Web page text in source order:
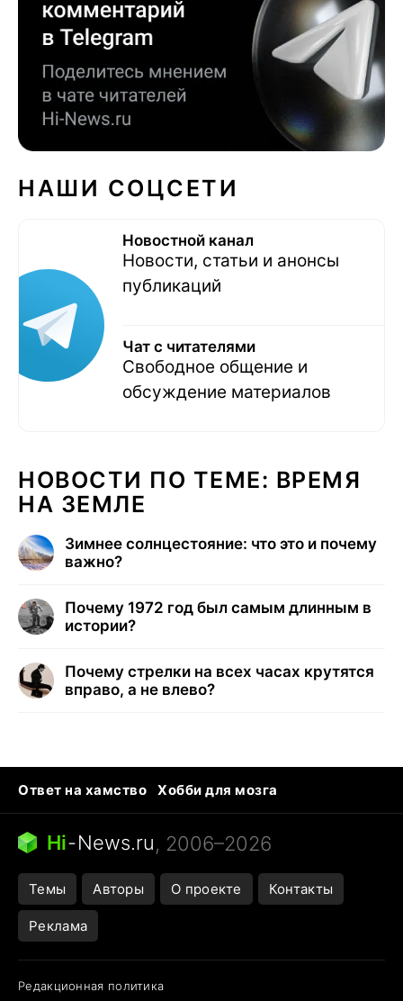
НАШИ СОЦСЕТИ
Новостной канал
Новости, статьи и анонсы
публикаций
Чат с читателями
Свободное общение и
обсуждение материалов
НОВОСТИ ПО ТЕМЕ: ВРЕМЯ
НА ЗЕМЛЕ
Зимнее солнцестояние: что это и почему
важно?
Почему 1972 год был самым длинным в
истории?
Почему стрелки на всех часах крутятся
вправо, а не влево?
Ответ на хамство
Хобби для мозга
Бензин 100 и 95
Тунцы в океанариуме
Следующая пандемия
Hi-News.ru, 2006–2026
Темы Авторы О проекте Контакты
Реклама
Редакционная политика